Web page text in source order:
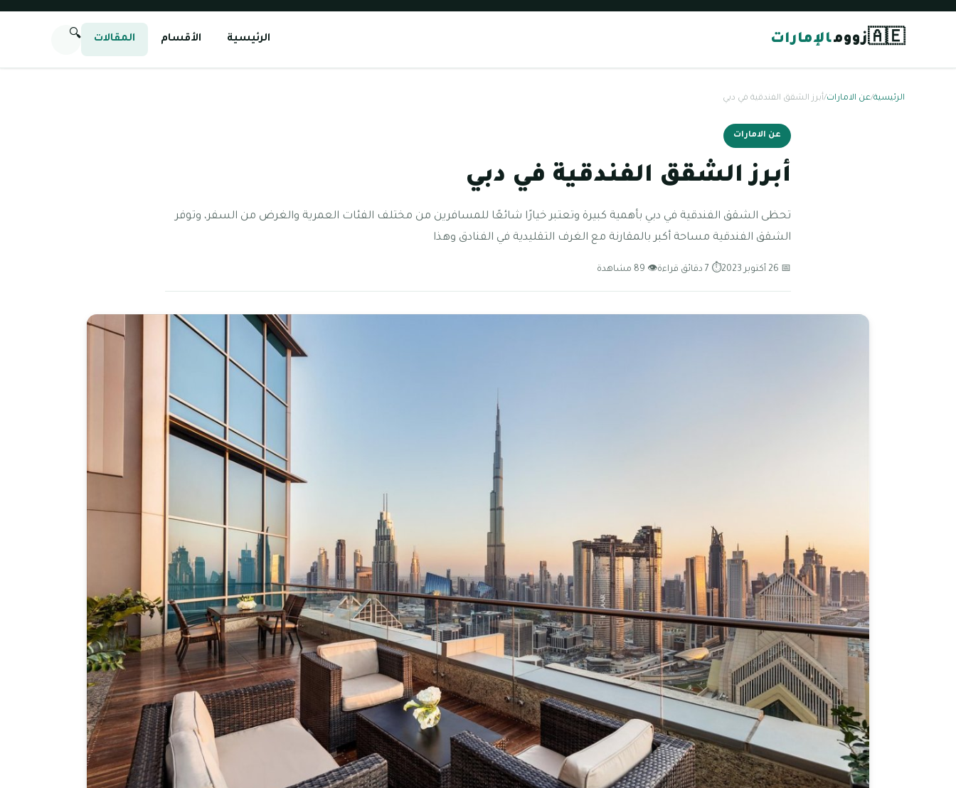
🇦🇪زوومالإمارات الرئيسية الأقسام المقالات 🔍
الرئيسية/عن الامارات/أبرز الشقق الفندقية في دبي
عن الامارات
أبرز الشقق الفندقية في دبي
تحظى الشقق الفندقية في دبي بأهمية كبيرة وتعتبر خيارًا شائعًا للمسافرين من مختلف الفئات العمرية والغرض من السفر، وتوفر
الشقق الفندقية مساحة أكبر بالمقارنة مع الغرف التقليدية في الفنادق وهذا
📅 26 أكتوبر 2023 ⏱ 7 دقائق قراءة 👁 89 مشاهدة